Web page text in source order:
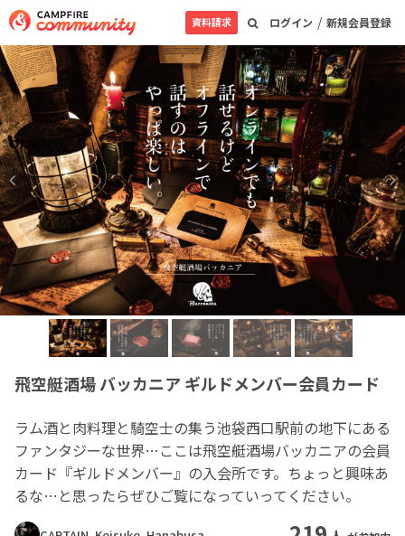
ログイン / 新規会員登録
資料請求
飛空艇酒場 バッカニア ギルドメンバー会員カード
ラム酒と肉料理と騎空士の集う池袋西口駅前の地下にある
ファンタジーな世界…ここは飛空艇酒場バッカニアの会員
カード『ギルドメンバー』の入会所です。ちょっと興味あ
るな…と思ったらぜひご覧になっていってください。